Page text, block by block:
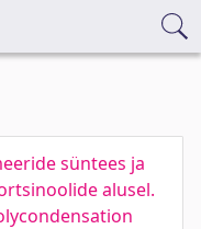
süntees ja
alusel.